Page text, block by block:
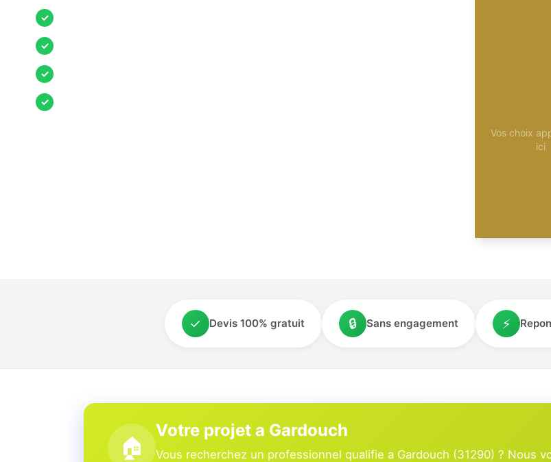
✓
✓
✓
✓
Vos choix
ici
✓ Devis 100% gratuit 🔒 Sans engagement ⚡
🏠
Votre projet a Gardouch
Vous recherchez un professionnel qualifie a Gardouch (31290) ? Nous